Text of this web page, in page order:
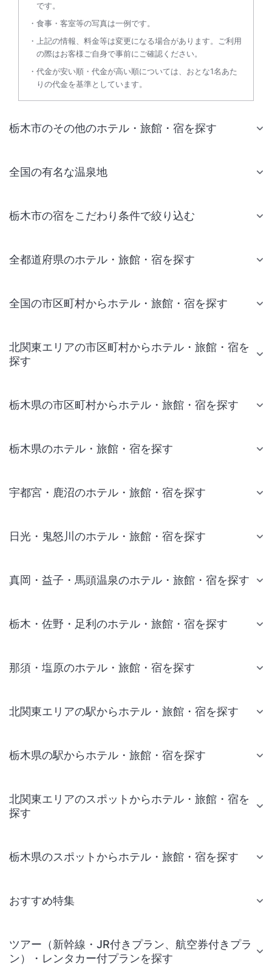
です。
食事・客室等の写真は一例です。
上記の情報、料金等は変更になる場合があります。ご利用
の際はお客様ご自身で事前にご確認ください。
代金が安い順・代金が高い順については、おとな1名あた
りの代金を基準としています。
栃木市のその他のホテル・旅館・宿を探す
全国の有名な温泉地
栃木市の宿をこだわり条件で絞り込む
全都道府県のホテル・旅館・宿を探す
全国の市区町村からホテル・旅館・宿を探す
北関東エリアの市区町村からホテル・旅館・宿を
探す
栃木県の市区町村からホテル・旅館・宿を探す
栃木県のホテル・旅館・宿を探す
宇都宮・鹿沼のホテル・旅館・宿を探す
日光・鬼怒川のホテル・旅館・宿を探す
真岡・益子・馬頭温泉のホテル・旅館・宿を探す
栃木・佐野・足利のホテル・旅館・宿を探す
那須・塩原のホテル・旅館・宿を探す
北関東エリアの駅からホテル・旅館・宿を探す
栃木県の駅からホテル・旅館・宿を探す
北関東エリアのスポットからホテル・旅館・宿を
探す
栃木県のスポットからホテル・旅館・宿を探す
おすすめ特集
ツアー（新幹線・JR付きプラン、航空券付きプラ
ン）・レンタカー付プランを探す